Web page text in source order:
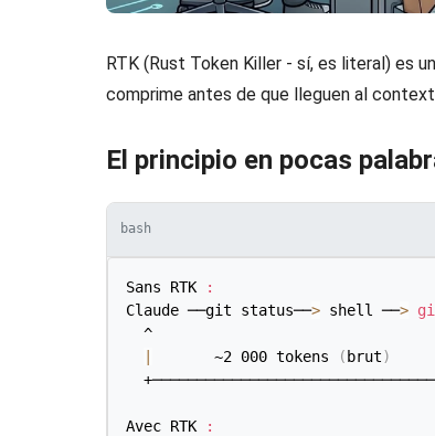
RTK (Rust Token Killer - sí, es literal) es
comprime antes de que lleguen al
El principio en pocas
bash
Sans RTK
:
Claude ──git status──> shell ──>
  ^
       ~2 000 tokens
( brut)
Avec RTK
: